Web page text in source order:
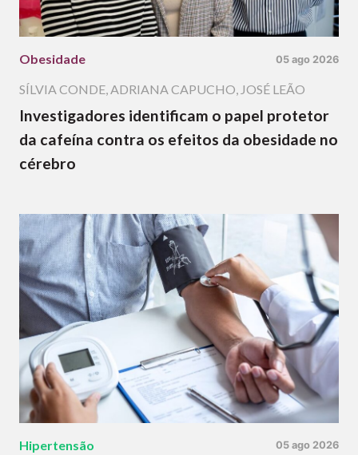
Obesidade 05 ago 2026
SÍLVIA CONDE,ADRIANA CAPUCHO, JOSÉ LEÃO
Investigadores identificam o papel protetor
da cafeína contra os efeitos da obesidade no
cérebro
Hipertensão 05 ago 2026